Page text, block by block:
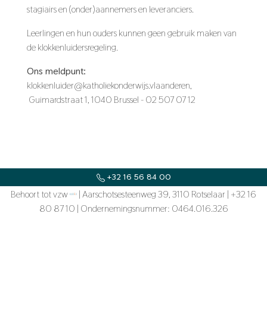
stagiairs en (onder)aannemers en leveranciers.
Leerlingen en hun ouders kunnen geen gebruik maken van
de klokkenluidersregeling.
Ons meldpunt:
klokkenluider@katholiekonderwijs.vlaanderen,
Guimardstraat 1, 1040 Brussel - 02 507 07 12
+32 16 56 84 00
SECRETARIAAT@LAMBERTZHOEVE.BE
KOUTERSTRAAT 2, 3150 TILDONK
Behoort tot vzw
| Aarschotsesteenweg 39, 3110 Rotselaar | +32 16
80 87 10 | Ondernemingsnummer: 0464.016.326